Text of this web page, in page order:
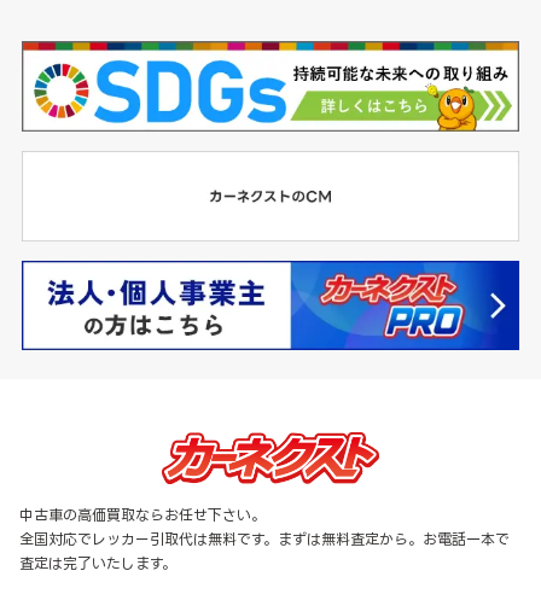
中古車の高価買取ならお任せ下さい。
全国対応でレッカー引取代は無料です。まずは無料査定から。お電話一本で
査定は完了いたします。